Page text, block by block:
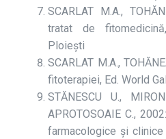
SCARLAT M.A.,
tratat de
Ploiești
SCARLAT M.A.,
fitoterapiei, Ed. World
STĂNESCU U.,
APROTOSOAIE C.,
farmacologice și